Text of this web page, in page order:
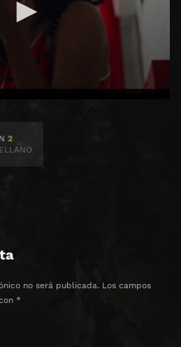
botón para desbloquear el
contenido
expira en 1 hora
2
no será publicada. Los campos
*